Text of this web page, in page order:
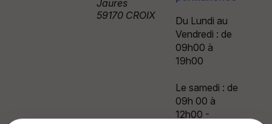
Jaures
59170 CROIX
Du Lundi au
Vendredi : de
09h00 à
19h00
Le samedi : de
09h 00 à
12h00 -